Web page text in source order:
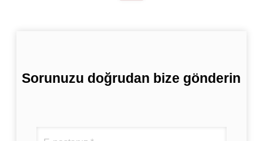
Sorunuzu doğrudan bize gönderin